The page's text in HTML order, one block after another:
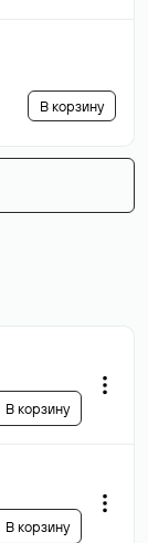
В корзину
В корзину
В корзину